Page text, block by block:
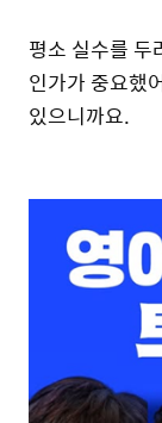
평소 실수를 두
인가가 중요했
있으니까요.